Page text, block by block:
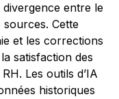
divergence entre le
sources. Cette
et les corrections
satisfaction des
Les outils d’IA
historiques